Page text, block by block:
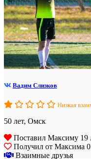
Вадим Слизков
Низкая
50 лет, Омск
Поставил Максиму 19
Получил от Максима 0
Взаимные друзья